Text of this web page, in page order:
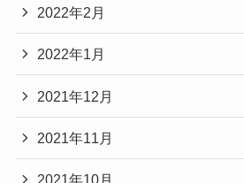
2022年2月
2022年1月
2021年12月
2021年11月
2021年10月